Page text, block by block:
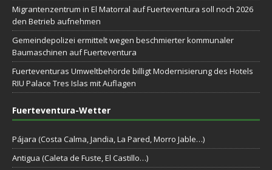
Migrantenzentrum in El Matorral auf Fuerteventura soll noch 2026
den Betrieb aufnehmen
Gemeindepolizei ermittelt wegen beschmierter kommunaler
Baumaschinen auf Fuerteventura
Fuerteventuras Umweltbehörde billigt Modernisierung des Hotels
RIU Palace Tres Islas mit Auflagen
Fuerteventura-Wetter
Pájara (Costa Calma, Jandia, La Pared, Morro Jable…)
Antigua (Caleta de Fuste, El Castillo…)